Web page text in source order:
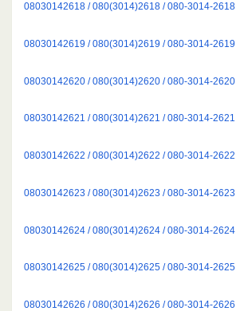
08030142618 / 080(3014)2618 / 080-3014-2618
08030142619 / 080(3014)2619 / 080-3014-2619
08030142620 / 080(3014)2620 / 080-3014-2620
08030142621 / 080(3014)2621 / 080-3014-2621
08030142622 / 080(3014)2622 / 080-3014-2622
08030142623 / 080(3014)2623 / 080-3014-2623
08030142624 / 080(3014)2624 / 080-3014-2624
08030142625 / 080(3014)2625 / 080-3014-2625
08030142626 / 080(3014)2626 / 080-3014-2626